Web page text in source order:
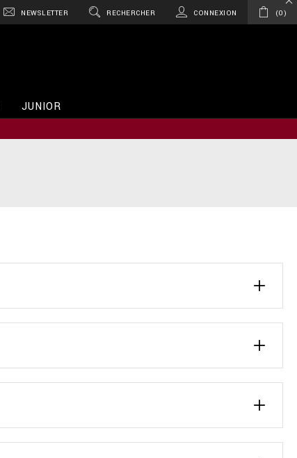
NEWSLETTER RECHERCHER CONNEXION 0
JUNIOR